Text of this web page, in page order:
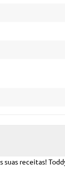
receitas!